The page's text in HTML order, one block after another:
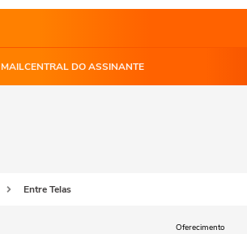
CENTRAL DO ASSINANTE
Entre Telas
Oferecimento